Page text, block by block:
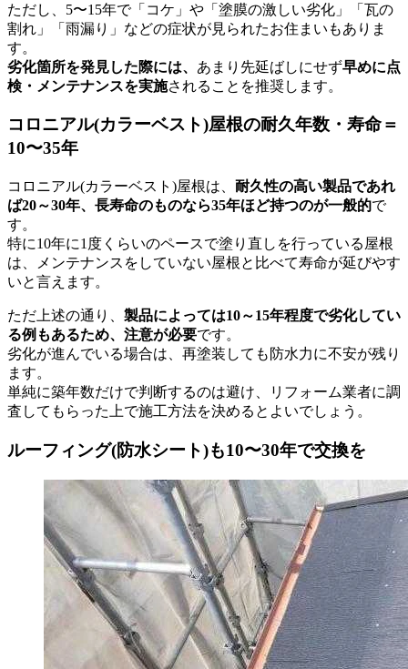
ただし、5〜15年で「コケ」や「塗膜の激しい劣化」「瓦の
割れ」「雨漏り」などの症状が見られたお住まいもありま
す。
劣化箇所を発見した際には、 あまり先延ばしにせず早めに点
検・メンテナンスを実施されることを推奨します。
コロニアル(カラーベスト)屋根の耐久年数・寿命＝
10〜35年
コロニアル(カラーベスト)屋根は、 耐久性の高い製品であれ
ば20～30年、長寿命のものなら35年ほど持つのが一般的で
す。
特に10年に1度くらいのペースで塗り直しを行っている屋根
は、メンテナンスをしていない屋根と比べて寿命が延びやす
いと言えます。
ただ上述の通り、 製品によっては10～15年程度で劣化してい
る例もあるため、注意が必要です。
劣化が進んでいる場合は、再塗装しても防水力に不安が残り
ます。
単純に築年数だけで判断するのは避け、リフォーム業者に調
査してもらった上で施工方法を決めるとよいでしょう。
ルーフィング(防水シート)も10〜30年で交換を